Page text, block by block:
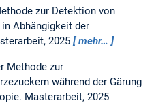
zur Detektion von
Abhängigkeit der
2025 mehr…
Methode zur
während der Gärung
Masterarbeit, 2025